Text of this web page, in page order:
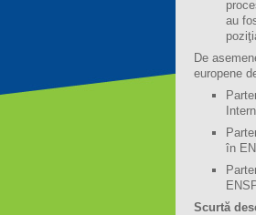
au
De
europene
în
Scurtă